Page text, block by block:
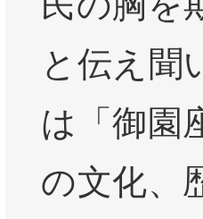
と伝え聞
は「御園
の文化、